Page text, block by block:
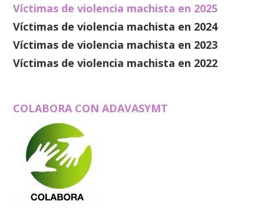
Víctimas de violencia machista en 2025
Víctimas de violencia machista en 2024
Víctimas de violencia machista en 2023
Víctimas de violencia machista en 2022
COLABORA CON ADAVASYMT